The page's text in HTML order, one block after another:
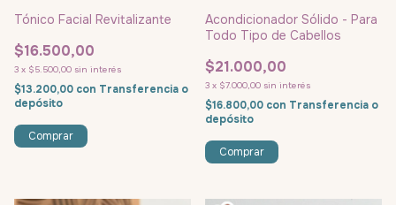
Tónico Facial Revitalizante
$16.500,00
3 x $5.500,00 sin interés
$13.200,00 con Transferencia o
depósito
Comprar
Acondicionador Sólido - Para
Todo Tipo de Cabellos
$21.000,00
3 x $7.000,00 sin interés
$16.800,00 con Transferencia o
depósito